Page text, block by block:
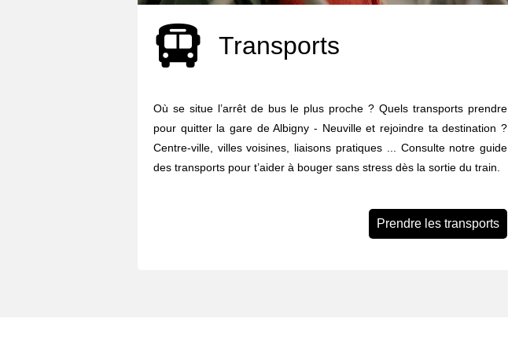
Transports
Où se situe l’arrêt de bus le plus proche ? Quels transports prendre
pour quitter la gare de Albigny - Neuville et rejoindre ta destination ?
Centre-ville, villes voisines, liaisons pratiques ... Consulte notre guide
des transports pour t’aider à bouger sans stress dès la sortie du train.
Prendre les transports